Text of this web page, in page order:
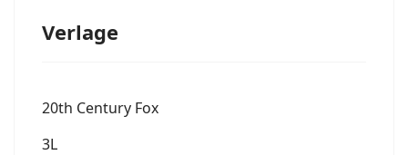
Verlage
20th Century Fox
3L